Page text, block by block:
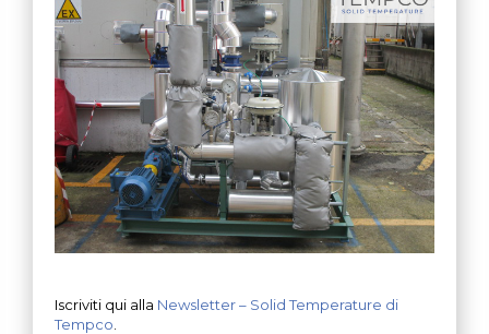
Iscriviti qui alla Newsletter – Solid Temperature di
Tempco